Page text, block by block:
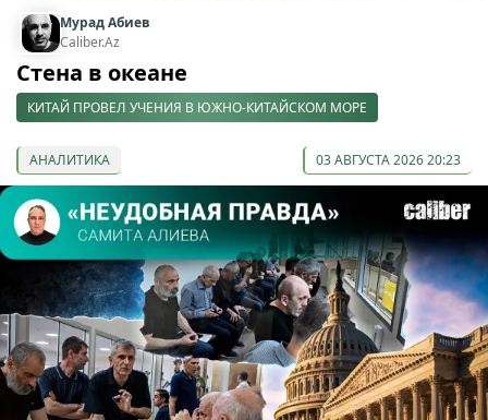
Мурад Абиев
Caliber.Az
Стена в океане
КИТАЙ ПРОВЕЛ УЧЕНИЯ В ЮЖНО-КИТАЙСКОМ МОРЕ
АНАЛИТИКА 03 АВГУСТА 2026 20:23